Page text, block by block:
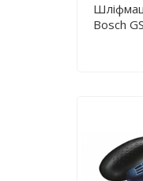
Bosch